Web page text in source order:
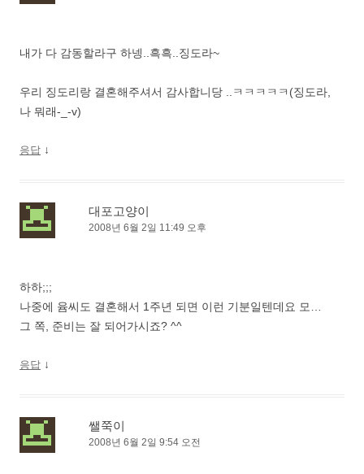
내가 다 감동할라구 하넹..흑흑..징도라~
우리 징도리랑 결혼해주셔서 감사합니당 ..ㅋㅋㅋㅋㅋ(징도라,
나 뭐래-_-v)
응답 ↓
대포고양이
2008년 6월 2일 11:49 오후
하하;;;
나중에 윰씨도 결혼해서 1주년 되면 이런 기분일텐데요 모…
그 쪽, 준비는 잘 되어가시죠? ^^
응답 ↓
쌜쭉이
2008년 6월 2일 9:54 오전